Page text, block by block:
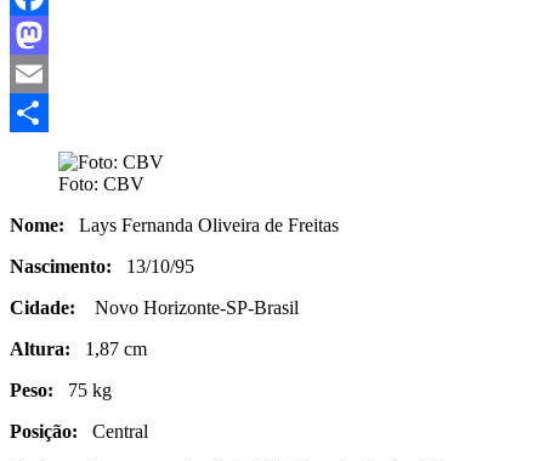
Facebook
Mastodon
Email
Foto: CBV
Nome: Lays Fernanda Oliveira de Freitas
Nascimento: 13/10/95
Cidade: Novo Horizonte-SP-Brasil
Altura: 1,87 cm
Peso: 75 kg
Posição: Central